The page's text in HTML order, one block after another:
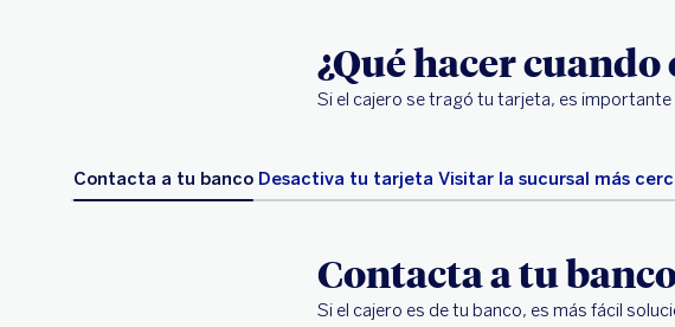
¿Qué hacer
Si el cajero se tragó tu tarjeta, es
Contacta a tu banco Desactiva tu tarjeta Visitar la sucursal más
Contacta a tu
Si el cajero es de tu banco, es más fácil